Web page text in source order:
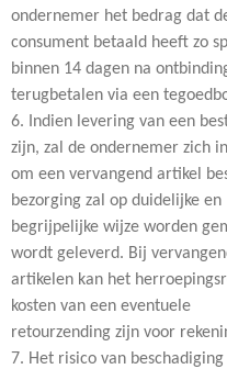
ondernemer het bedrag dat
consument betaald heeft zo
binnen 14 dagen na
terugbetalen via een
6. Indien levering van een
zijn, zal de ondernemer zich
om een vervangend artikel
bezorging zal op duidelijke en
begrijpelijke wijze worden
wordt geleverd. Bij
artikelen kan het
kosten van een eventuele
retourzending zijn voor
7. Het risico van